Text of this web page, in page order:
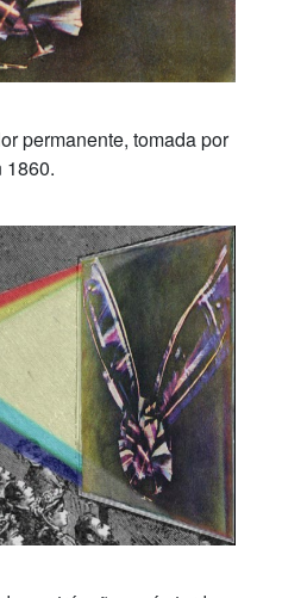
permanente, tomada por
1860.